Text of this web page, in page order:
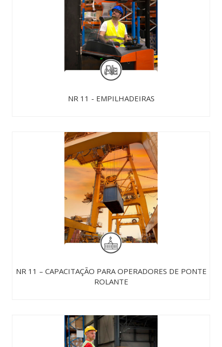
NR 11 - EMPILHADEIRAS
NR 11 – CAPACITAÇÃO PARA OPERADORES DE PONTE
ROLANTE